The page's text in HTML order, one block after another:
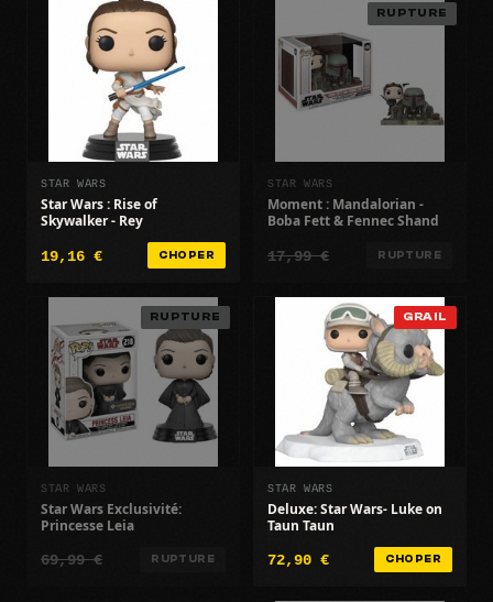
STAR WARS
Star Wars : Rise of
Skywalker - Rey
19,16 € CHOPER
RUPTURE
STAR WARS
Moment : Mandalorian -
Boba Fett & Fennec Shand
17,99 € RUPTURE
RUPTURE
STAR WARS
Star Wars Exclusivité:
Princesse Leia
69,99 € RUPTURE
GRAIL
STAR WARS
Deluxe: Star Wars- Luke on
Taun Taun
72,90 € CHOPER